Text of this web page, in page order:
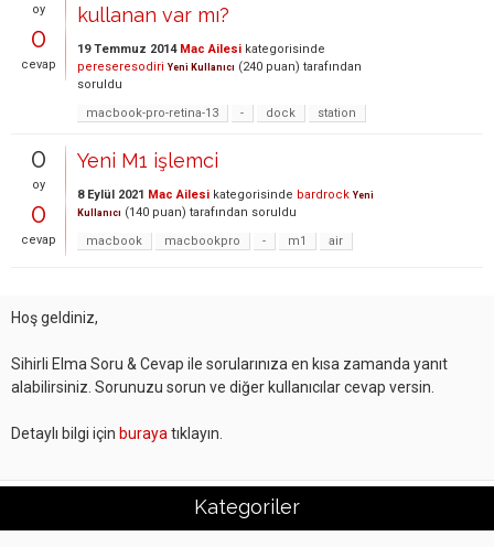
oy
0
cevap
kullanan var mı?
19 Temmuz 2014 Mac Ailesi kategorisinde
pereseresodiri Yeni Kullanıcı (240 puan) tarafından
soruldu
macbook-pro-retina-13
- dock station
0
oy
0
cevap
Yeni M1 işlemci
8 Eylül 2021 Mac Ailesi kategorisinde bardrock Yeni
Kullanıcı (140 puan) tarafından soruldu
macbook
macbookpro - m1 air
Hoş geldiniz,
Sihirli Elma Soru & Cevap ile sorularınıza en kısa zamanda yanıt
alabilirsiniz. Sorunuzu sorun ve diğer kullanıcılar cevap versin.
Detaylı bilgi için buraya tıklayın.
Kategoriler